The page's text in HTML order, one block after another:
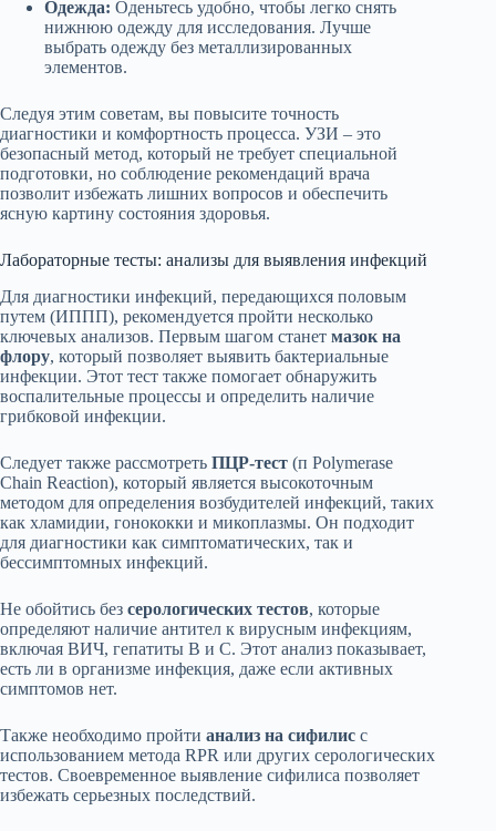
Одежда: Оденьтесь удобно, чтобы легко снять
нижнюю одежду для исследования. Лучше
выбрать одежду без металлизированных
элементов.
Следуя этим советам, вы повысите точность
диагностики и комфортность процесса. УЗИ – это
безопасный метод, который не требует специальной
подготовки, но соблюдение рекомендаций врача
позволит избежать лишних вопросов и обеспечить
ясную картину состояния здоровья.
Лабораторные тесты: анализы для выявления инфекций
Для диагностики инфекций, передающихся половым
путем (ИППП), рекомендуется пройти несколько
ключевых анализов. Первым шагом станет мазок на
флору, который позволяет выявить бактериальные
инфекции. Этот тест также помогает обнаружить
воспалительные процессы и определить наличие
грибковой инфекции.
Следует также рассмотреть ПЦР-тест (п Polymerase
Chain Reaction), который является высокоточным
методом для определения возбудителей инфекций, таких
как хламидии, гонококки и микоплазмы. Он подходит
для диагностики как симптоматических, так и
бессимптомных инфекций.
Не обойтись без серологических тестов, которые
определяют наличие антител к вирусным инфекциям,
включая ВИЧ, гепатиты В и С. Этот анализ показывает,
есть ли в организме инфекция, даже если активных
симптомов нет.
Также необходимо пройти анализ на сифилис с
использованием метода RPR или других серологических
тестов. Своевременное выявление сифилиса позволяет
избежать серьезных последствий.